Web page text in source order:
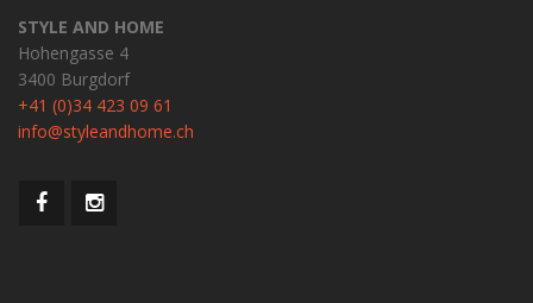
STYLE AND HOME
Hohengasse 4
3400 Burgdorf
+41 (0)34 423 09 61
info@styleandhome.ch